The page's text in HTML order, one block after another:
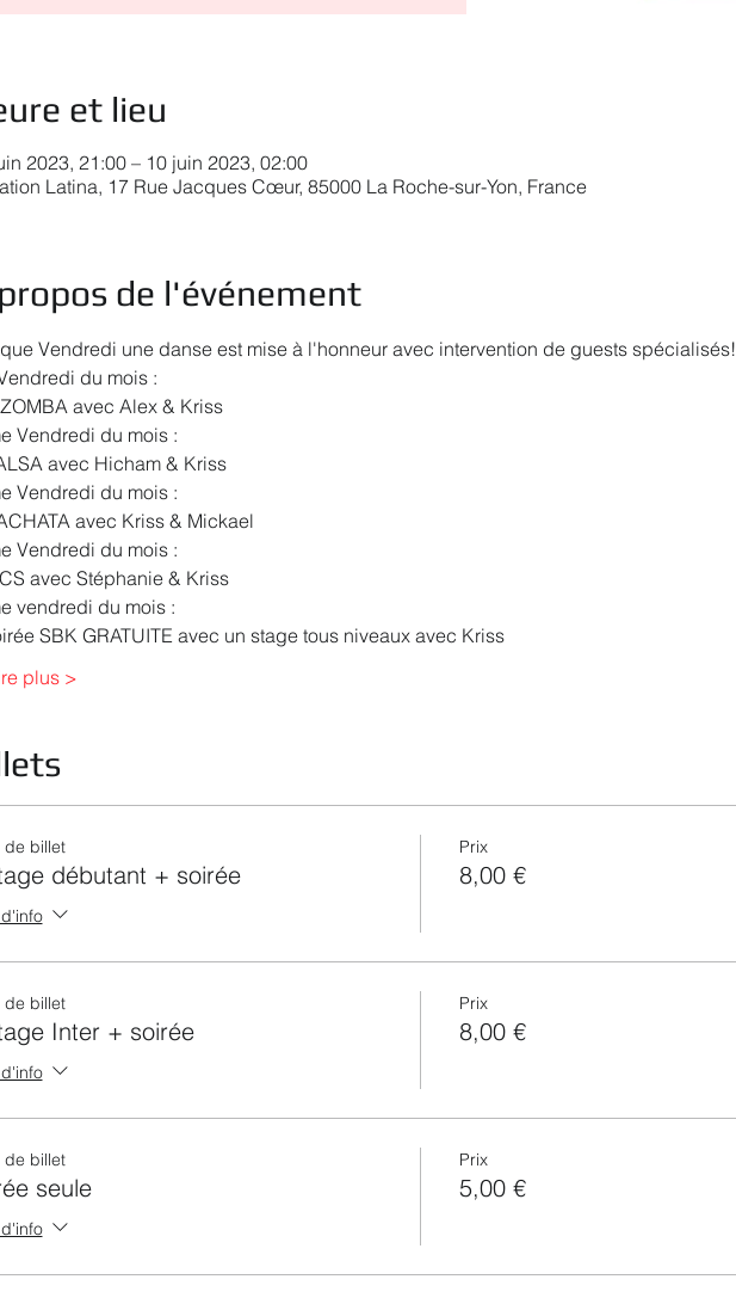
et lieu
2023, 21:00 – 10 juin 2023, 02:00
Latina, 17 Rue Jacques Cœur, 85000 La Roche-sur-Yon, France
de l'événement
Vendredi une danse est mise à l'honneur avec intervention de guests spécialisés!
du mois :
avec Alex & Kriss
Vendredi du mois :
avec Hicham & Kriss
Vendredi du mois :
avec Kriss & Mickael
Vendredi du mois :
avec Stéphanie & Kriss
vendredi du mois :
SBK GRATUITE avec un stage tous niveaux avec Kriss
plus >
de billet
débutant + soirée
Prix
8,00 €
de billet
Inter + soirée
Prix
8,00 €
de billet
seule
Prix
5,00 €